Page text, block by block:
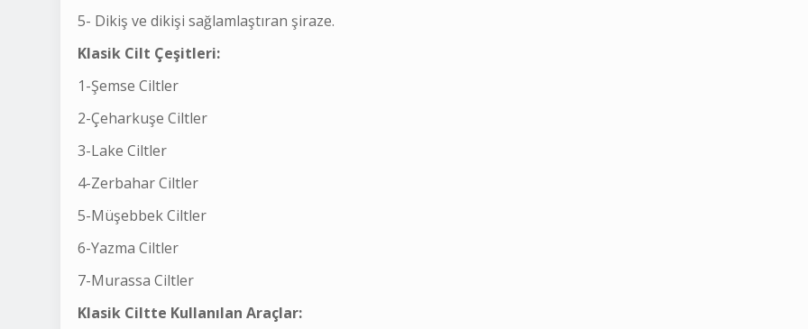
5- Dikiş ve dikişi sağlamlaştıran şiraze.
Klasik Cilt Çeşitleri:
1-Şemse Ciltler
2-Çeharkuşe Ciltler
3-Lake Ciltler
4-Zerbahar Ciltler
5-Müşebbek Ciltler
6-Yazma Ciltler
7-Murassa Ciltler
Klasik Ciltte Kullanılan Araçlar: